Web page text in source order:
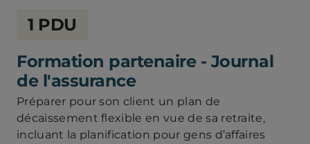
de
sécurité
financière
1 PDU
Formation partenaire - Journal
de l'assurance
Préparer pour son client un plan de
décaissement flexible en vue de sa retraite,
incluant la planification pour gens d’affaires